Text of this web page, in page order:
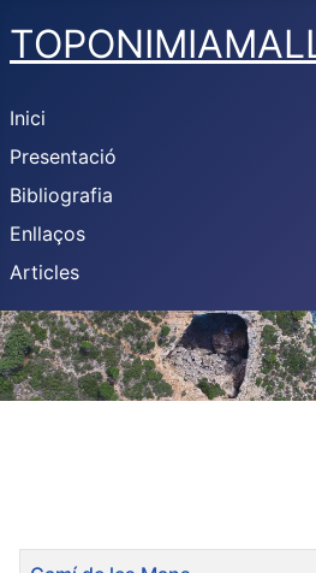
Inici
Presentació
Bibliografia
Enllaços
Articles